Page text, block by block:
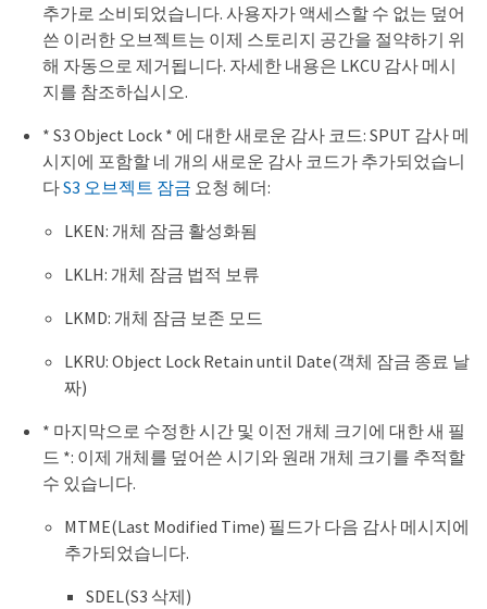
추가로 소비되었습니다. 사용자가 액세스할 수 없는 덮어
쓴 이러한 오브젝트는 이제 스토리지 공간을 절약하기 위
해 자동으로 제거됩니다. 자세한 내용은 LKCU 감사 메시
지를 참조하십시오.
* S3 Object Lock * 에 대한 새로운 감사 코드: SPUT 감사 메
시지에 포함할 네 개의 새로운 감사 코드가 추가되었습니
다S3 오브젝트 잠금 요청 헤더:
LKEN: 개체 잠금 활성화됨
LKLH: 개체 잠금 법적 보류
LKMD: 개체 잠금 보존 모드
LKRU: Object Lock Retain until Date(객체 잠금 종료 날
짜)
* 마지막으로 수정한 시간 및 이전 개체 크기에 대한 새 필
드 *: 이제 개체를 덮어쓴 시기와 원래 개체 크기를 추적할
수 있습니다.
MTME(Last Modified Time) 필드가 다음 감사 메시지에
추가되었습니다.
SDEL(S3 삭제)